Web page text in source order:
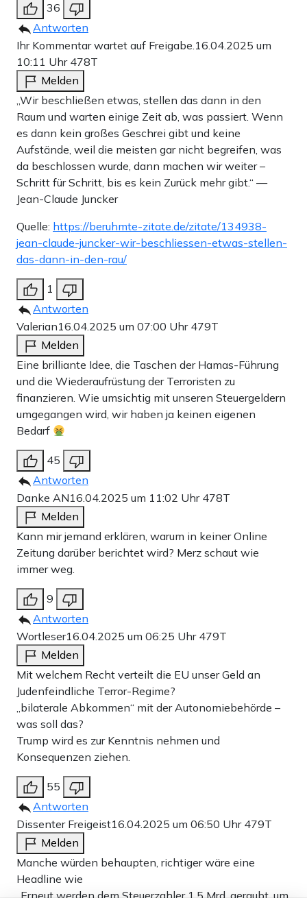
36
Antworten
Ihr Kommentar wartet auf Freigabe.16.04.2025 um
10:11 Uhr 478T
Melden
„Wir beschließen etwas, stellen das dann in den
Raum und warten einige Zeit ab, was passiert. Wenn
es dann kein großes Geschrei gibt und keine
Aufstände, weil die meisten gar nicht begreifen, was
da beschlossen wurde, dann machen wir weiter –
Schritt für Schritt, bis es kein Zurück mehr gibt.“ —
Jean-Claude Juncker
Quelle: https://beruhmte-zitate.de/zitate/134938-
jean-claude-juncker-wir-beschliessen-etwas-stellen-
das-dann-in-den-rau/
1
Antworten
Valerian16.04.2025 um 07:00 Uhr 479T
Melden
Eine brilliante Idee, die Taschen der Hamas-Führung
und die Wiederaufrüstung der Terroristen zu
finanzieren. Wie umsichtig mit unseren Steuergeldern
umgegangen wird, wir haben ja keinen eigenen
Bedarf
45
Antworten
Danke AN16.04.2025 um 11:02 Uhr 478T
Melden
Kann mir jemand erklären, warum in keiner Online
Zeitung darüber berichtet wird? Merz schaut wie
immer weg.
9
Antworten
Wortleser16.04.2025 um 06:25 Uhr 479T
Melden
Mit welchem Recht verteilt die EU unser Geld an
Judenfeindliche Terror-Regime?
„bilaterale Abkommen“ mit der Autonomiebehörde –
was soll das?
Trump wird es zur Kenntnis nehmen und
Konsequenzen ziehen.
55
Antworten
Dissenter Freigeist16.04.2025 um 06:50 Uhr 479T
Melden
Manche würden behaupten, richtiger wäre eine
Headline wie